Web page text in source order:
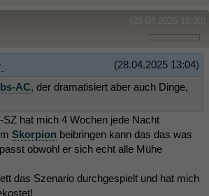
(28.04.2025 16:08)
(28.04.2025 13:04)
AC, der dramatisiert aber auch Dinge,
hat mich 4 Wochen jede Nacht
Skorpion beibringen kann das das was
obwohl er sich echt alle Mühe
das Szenario durchgespielt und hat mich